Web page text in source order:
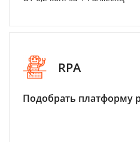
RPA
Подобрать платформу